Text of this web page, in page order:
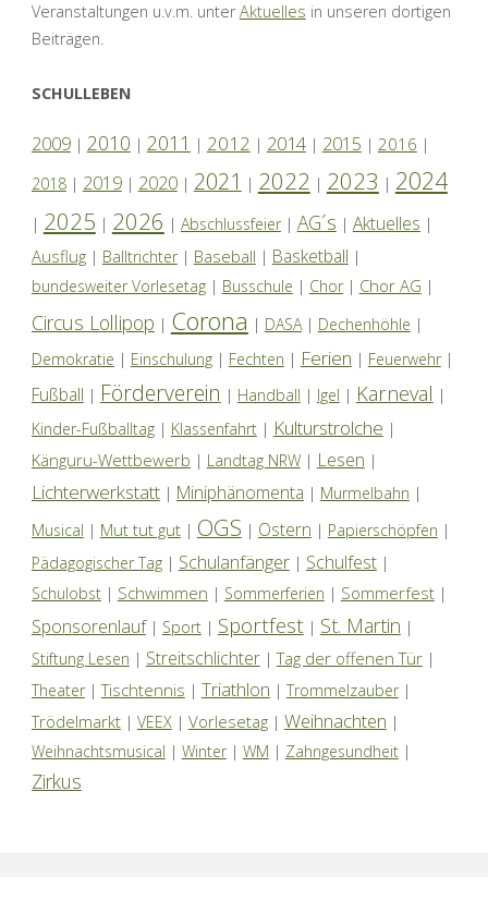
Veranstaltungen u.v.m. unterAktuelles in unseren dortigen
Beiträgen.
SCHULLEBEN
2009| 2010 | 2011 | 2012 | 2014| 2015 | 2016 |
2018| 2019| 2020| 2021 | 2022 | 2023 | 2024
| 2025 | 2026 | Abschlussfeier| AG´s | Aktuelles |
Ausflug| Balltrichter| Baseball | Basketball |
bundesweiter Vorlesetag| Busschule | Chor| Chor AG |
Circus Lollipop | Corona | DASA| Dechenhöhle |
Demokratie | Einschulung| Fechten | Ferien | Feuerwehr|
Fußball | Förderverein | Handball | Igel | Karneval |
Kinder-Fußballtag| Klassenfahrt| Kulturstrolche |
Känguru-Wettbewerb | Landtag NRW| Lesen |
Lichterwerkstatt| Miniphänomenta | Murmelbahn |
Musical | Mut tut gut| OGS | Ostern | Papierschöpfen |
Pädagogischer Tag| Schulanfänger| Schulfest|
Schulobst| Schwimmen | Sommerferien | Sommerfest|
Sponsorenlauf| Sport| Sportfest | St. Martin |
Stiftung Lesen | Streitschlichter|Tag der offenen Tür|
Theater|Tischtennis | Triathlon | Trommelzauber|
Trödelmarkt| VEEX| Vorlesetag| Weihnachten |
Weihnachtsmusical | Winter| WM | Zahngesundheit|
Zirkus